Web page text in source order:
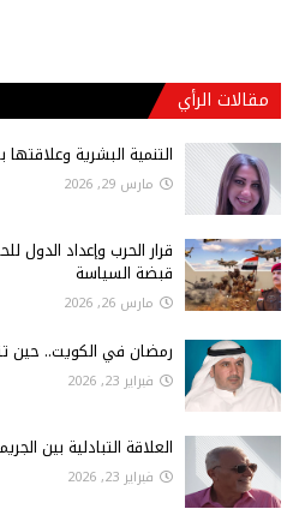
مقالات الرأي
التنمية البشرية وعلاقتها
مارس 29, 2026
قرار الحرب وإعداد الدول
قبضة السياسة
مارس 26, 2026
رمضان في الكويت.. حين
فبراير 23, 2026
العلاقة التبادلية بين
فبراير 23, 2026